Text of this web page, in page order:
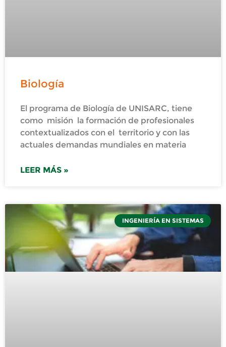
Biología
El programa de Biología de UNISARC, tiene
como misión la formación de profesionales
contextualizados con el territorio y con las
actuales demandas mundiales en materia
LEER MÁS »
INGENIERÍA EN SISTEMAS